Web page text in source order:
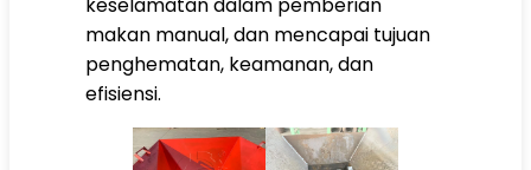
makan manual, dan mencapai tujuan
penghematan, keamanan, dan
efisiensi.